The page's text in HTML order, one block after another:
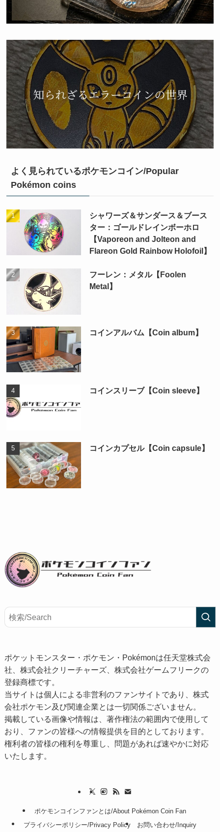
よく見られているポケモンコイン/Popular
Pokémon coins
シャワーズ＆サンダース＆ブース
ター：ゴールドレインボーホロ
【Vaporeon and Jolteon and
Flareon Gold Rainbow Holofoil】
フーレン：メタル【Foolen
Metal】
コインアルバム【Coin album】
コインスリーブ【Coin sleeve】
コインカプセル【Coin capsule】
ポケットモンスター・ポケモン・Pokémonは任天堂株式会
社、株式会社クリーチャーズ、株式会社ゲームフリークの
登録商標です。
当サイトは個人による非営利のファンサイトであり、株式
会社ポケモン及び関連企業とは一切関係ございません。
掲載している画像や情報は、著作権法の範囲内で使用して
おり、ファンの皆様への情報提供を目的としております。
権利者の皆様の権利を尊重し、問題があれば速やかに対応
いたします。
ポケモンコインファンとは/About Pokémon Coin Fan
プライバシーポリシー/Privacy Policy
お問い合わせ/Inquiry